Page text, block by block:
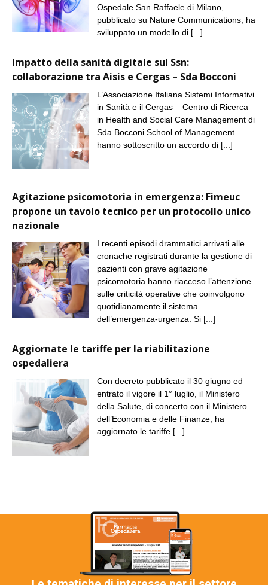
Ospedale San Raffaele di Milano,
pubblicato su Nature Communications, ha
sviluppato un modello di [...]
Impatto della sanità digitale sul Ssn:
collaborazione tra Aisis e Cergas – Sda Bocconi
L’Associazione Italiana Sistemi Informativi
in Sanità e il Cergas – Centro di Ricerca
in Health and Social Care Management di
Sda Bocconi School of Management
hanno sottoscritto un accordo di [...]
Agitazione psicomotoria in emergenza: Fimeuc
propone un tavolo tecnico per un protocollo unico
nazionale
I recenti episodi drammatici arrivati alle
cronache registrati durante la gestione di
pazienti con grave agitazione
psicomotoria hanno riacceso l’attenzione
sulle criticità operative che coinvolgono
quotidianamente il sistema
dell’emergenza-urgenza. Si [...]
Aggiornate le tariffe per la riabilitazione
ospedaliera
Con decreto pubblicato il 30 giugno ed
entrato il vigore il 1° luglio, il Ministero
della Salute, di concerto con il Ministero
dell’Economia e delle Finanze, ha
aggiornato le tariffe [...]